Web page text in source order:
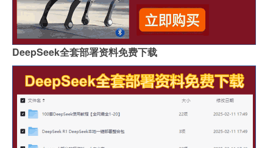
DeepSeek全套部署资料免费下载